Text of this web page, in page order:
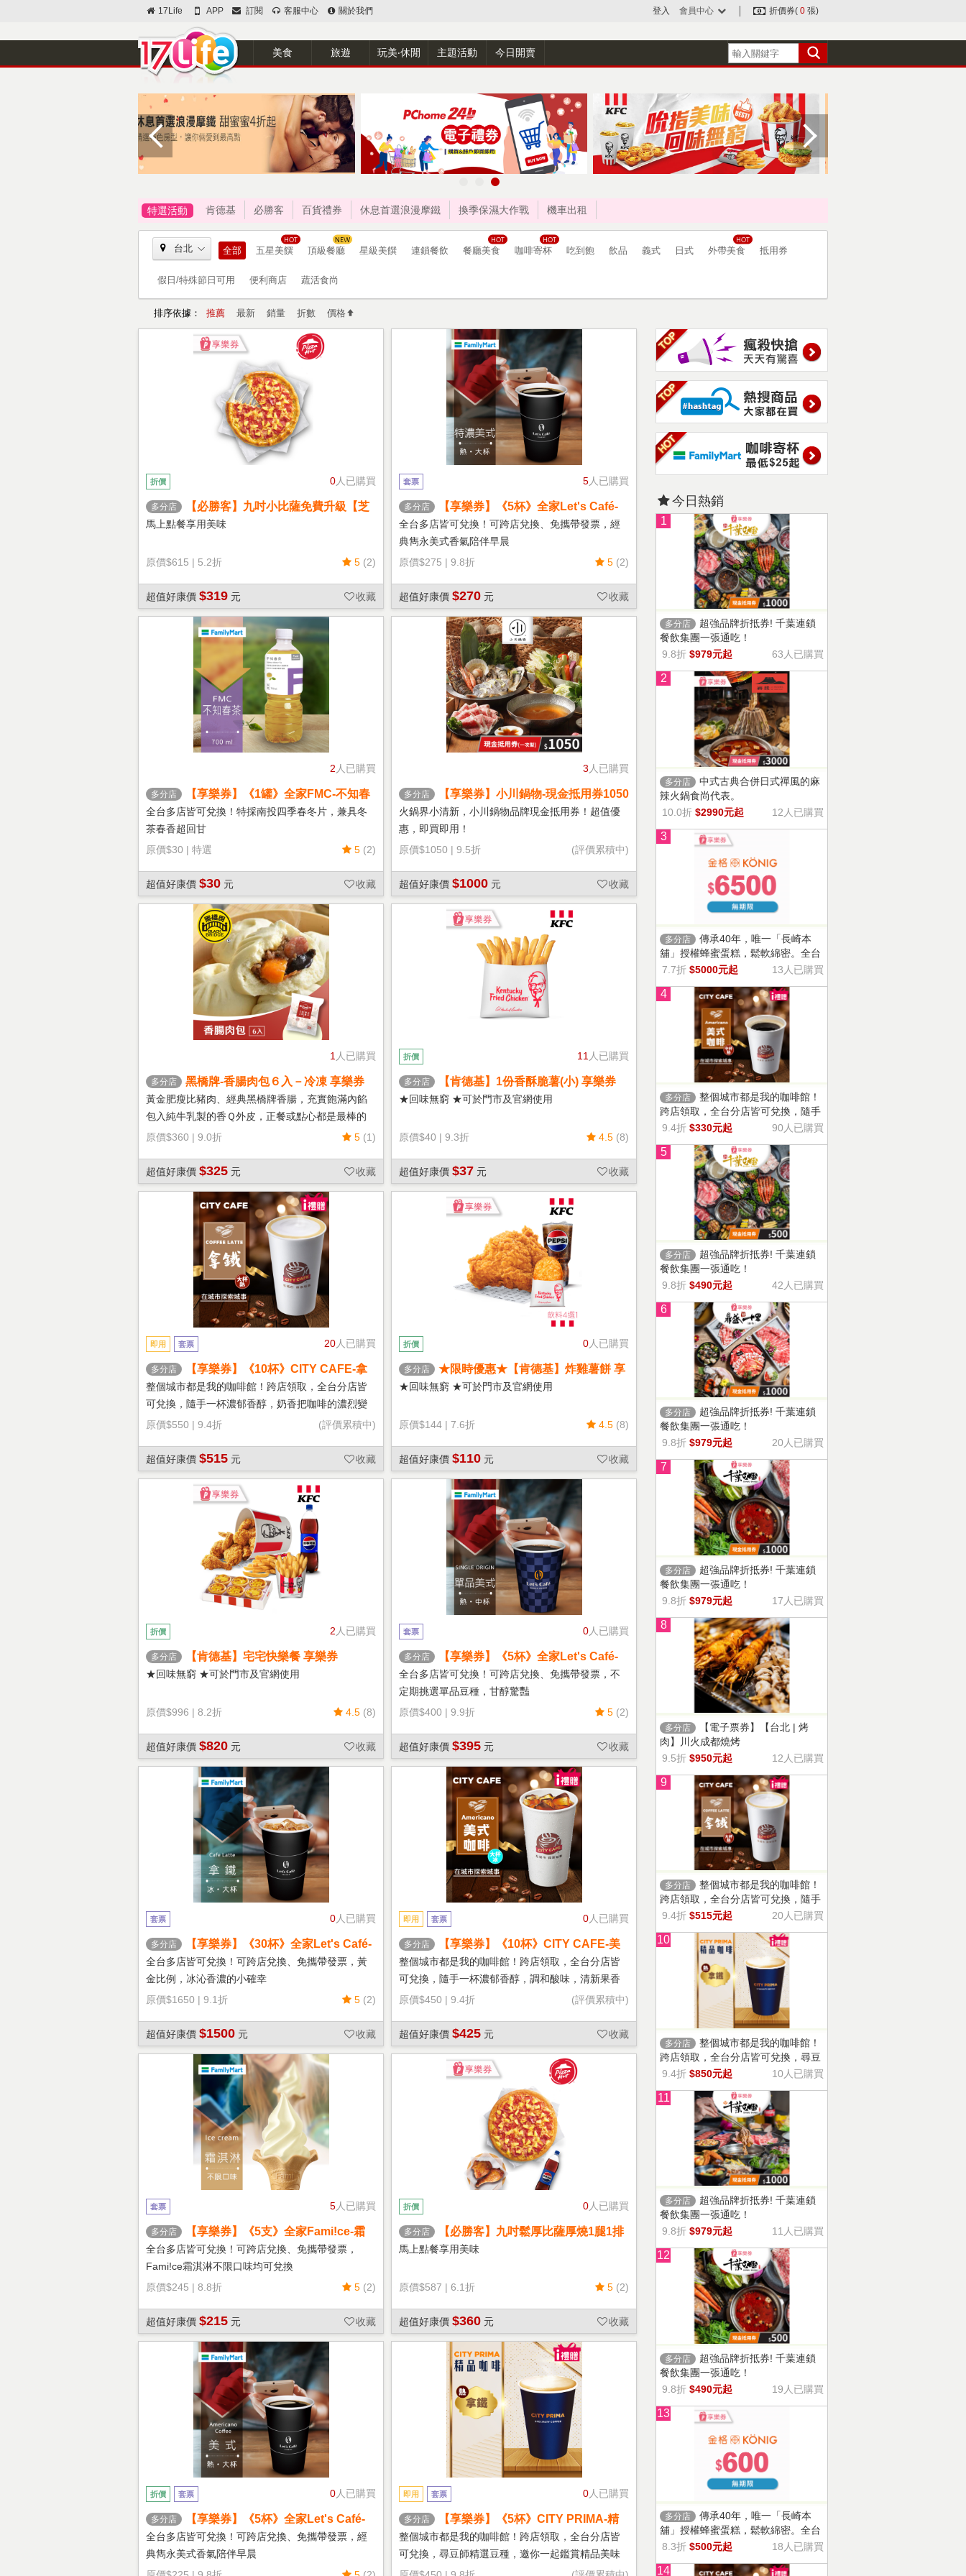
17Life APP 訂閱 客服中心 關於我們 登入 會員中心 折價券( 0 張)
美食 旅遊 玩美‧休閒 主題活動 今日開賣
特選活動 肯德基 必勝客 百貨禮券 休息首選浪漫摩鐵 換季保濕大作戰 機車出租
台北 全部 五星美饌 頂級餐廳 星級美饌 連鎖餐飲 餐廳美食 咖啡寄杯 吃到飽 飲品 義式 日式 外帶美食 抵用券
假日/特殊節日可用 便利商店 蔬活食尚
排序依據： 推薦 最新 銷量 折數 價格
0人已購買
折價
多分店
【必勝客】九吋小比薩免費升級【芝
心餅皮】享樂券
馬上點餐享用美味
原價$615 | 5.2折 5 (2)
超值好康價 $319 元 收藏
5人已購買
套票
多分店
【享樂券】《5杯》全家Let's Café-
熱特濃美式(大杯)
全台多店皆可兌換！可跨店兌換、免攜帶發票，經
典雋永美式香氣陪伴早晨
原價$275 | 9.8折 5 (2)
超值好康價 $270 元 收藏
2 人已購買
多分店
【享樂券】《1罐》全家FMC-不知春
茶
全台多店皆可兌換！特採南投四季春冬片，兼具冬
茶春香超回甘
原價$30 | 特選 5 (2)
超值好康價 $30 元 收藏
3 人已購買
多分店
【享樂券】小川鍋物-現金抵用券1050
元(一次型)
火鍋界小清新，小川鍋物品牌現金抵用券！超值優
惠，即買即用！
原價$1050 | 9.5折 (評價累積中)
超值好康價 $1000 元 收藏
1 人已購買
多分店 黑橋牌-香腸肉包６入－冷凍 享樂券
黃金肥瘦比豬肉、經典黑橋牌香腸，充實飽滿內餡
包入純牛乳製的香Ｑ外皮，正餐或點心都是最棒的
選擇！
原價$360 | 9.0折 5 (1)
超值好康價 $325 元 收藏
11 人已購買
折價
多分店 【肯德基】1份香酥脆薯(小) 享樂券
★回味無窮 ★可於門市及官網使用
原價$40 | 9.3折 4.5 (8)
超值好康價 $37 元 收藏
20人已購買
即用 套票
多分店
【享樂券】《10杯》CITY CAFE-拿
鐵(大杯-熱)
整個城市都是我的咖啡館！跨店領取，全台分店皆
可兌換，隨手一杯濃郁香醇，奶香把咖啡的濃烈變
溫柔！
原價$550 | 9.4折 (評價累積中)
超值好康價 $515 元 收藏
0人已購買
折價
多分店
★限時優惠★【肯德基】炸雞薯餅 享
樂券
★回味無窮 ★可於門市及官網使用
原價$144 | 7.6折 4.5 (8)
超值好康價 $110 元 收藏
2 人已購買
折價
多分店 【肯德基】宅宅快樂餐 享樂券
★回味無窮 ★可於門市及官網使用
原價$996 | 8.2折 4.5 (8)
超值好康價 $820 元 收藏
0人已購買
套票
多分店
【享樂券】《5杯》全家Let's Café-
熱單品美式(中杯)
全台多店皆可兌換！可跨店兌換、免攜帶發票，不
定期挑選單品豆種，甘醇驚豔
原價$400 | 9.9折 5 (2)
超值好康價 $395 元 收藏
0人已購買
套票
多分店
【享樂券】《30杯》全家Let's Café-
冰拿鐵(大杯)
全台多店皆可兌換！可跨店兌換、免攜帶發票，黃
金比例，冰沁香濃的小確幸
原價$1650 | 9.1折 5 (2)
超值好康價 $1500 元 收藏
0人已購買
即用 套票
多分店
【享樂券】《10杯》CITY CAFE-美
式咖啡(大杯-冰)
整個城市都是我的咖啡館！跨店領取，全台分店皆
可兌換，隨手一杯濃郁香醇，調和酸味，清新果香
回甘不苦澀
原價$450 | 9.4折 (評價累積中)
超值好康價 $425 元 收藏
5人已購買
套票
多分店
【享樂券】《5支》全家Fami!ce-霜
淇淋(口味不限)
全台多店皆可兌換！可跨店兌換、免攜帶發票，
Fami!ce霜淇淋不限口味均可兌換
原價$245 | 8.8折 5 (2)
超值好康價 $215 元 收藏
0人已購買
折價
多分店
【必勝客】九吋鬆厚比薩厚燒1腿1排
套餐 享樂券
馬上點餐享用美味
原價$587 | 6.1折 5 (2)
超值好康價 $360 元 收藏
0人已購買
折價 套票
多分店
【享樂券】《5杯》全家Let's Café-
熱美式(大杯)
全台多店皆可兌換！可跨店兌換、免攜帶發票，經
典雋永美式香氣陪伴早晨
0人已購買
即用 套票
多分店
【享樂券】《5杯》CITY PRIMA-精
品拿鐵(中杯-熱)
整個城市都是我的咖啡館！跨店領取，全台分店皆
可兌換，尋豆師精選豆種，邀你一起鑑賞精品美味
今日熱銷
1
多分店
超強品牌折抵券! 千葉連鎖
餐飲集團一張通吃！
9.8折 $979元起 63人已購買
2
多分店
中式古典合併日式禪風的麻
辣火鍋食尚代表。
10.0折 $2990元起 12人已購買
3
多分店
傳承40年，唯一「長崎本
舖」授權蜂蜜蛋糕，鬆軟綿密。全台
13家門市適用，自選商品，幸福烘焙
7.7折 $5000元起 13人已購買
4
多分店
整個城市都是我的咖啡館！
跨店領取，全台分店皆可兌換，隨手
一杯濃郁香醇，調和酸味，清新果香
9.4折 $330元起 90人已購買
5
多分店
超強品牌折抵券! 千葉連鎖
餐飲集團一張通吃！
9.8折 $490元起 42人已購買
6
多分店
超強品牌折抵券! 千葉連鎖
餐飲集團一張通吃！
9.8折 $979元起 20人已購買
7
多分店
超強品牌折抵券! 千葉連鎖
餐飲集團一張通吃！
9.8折 $979元起 17人已購買
8
多分店
【電子票券】【台北 | 烤
肉】川火成都燒烤
9.5折 $950元起 12人已購買
9
多分店
整個城市都是我的咖啡館！
跨店領取，全台分店皆可兌換，隨手
一杯濃郁香醇，奶香把咖啡的濃烈變
9.4折 $515元起 20人已購買
10
多分店
整個城市都是我的咖啡館！
跨店領取，全台分店皆可兌換，尋豆
師精選豆種，邀你一起鑑賞精品美味
9.4折 $850元起 10人已購買
11
多分店
超強品牌折抵券! 千葉連鎖
餐飲集團一張通吃！
9.8折 $979元起 11人已購買
12
多分店
超強品牌折抵券! 千葉連鎖
餐飲集團一張通吃！
9.8折 $490元起 19人已購買
13
多分店
傳承40年，唯一「長崎本
舖」授權蜂蜜蛋糕，鬆軟綿密。全台
13家門市適用，自選商品，幸福烘焙
8.3折 $500元起 18人已購買
14